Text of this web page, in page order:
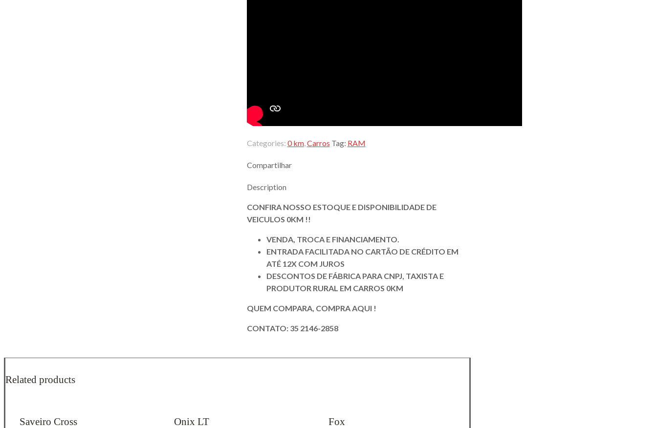
Categories: 0 km, Carros Tag: RAM
Compartilhar
Description
CONFIRA NOSSO ESTOQUE E DISPONIBILIDADE DE
VEICULOS 0KM !!
VENDA, TROCA E FINANCIAMENTO.
ENTRADA FACILITADA NO CARTÃO DE CRÉDITO EM
ATÉ 12X COM JUROS
DESCONTOS DE FÁBRICA PARA CNPJ, TAXISTA E
PRODUTOR RURAL EM CARROS 0KM
QUEM COMPARA, COMPRA AQUI !
CONTATO: 35 2146-2858
Related products
Saveiro Cross Onix LT Fox